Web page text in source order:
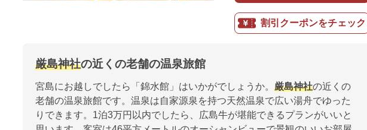
割引クーポンをチェック
厳島神社の近くの老舗の温泉旅館
宮島にお越しでしたら「錦水館」はいかがでしょうか。 厳島神社の近くの
老舗の温泉旅館です。温泉は自家源泉を持つ天然温泉で広い湯舟でゆった
りできます。1泊3万円以内でしたら、広島牛が堪能できるプランがいいと